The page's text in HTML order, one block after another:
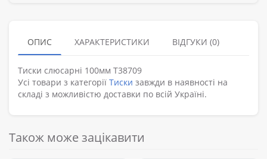
ОПИС ХАРАКТЕРИСТИКИ ВІДГУКИ (0)
Тиски слюсарні 100мм T38709
Усі товари з категорії Тиски завжди в наявності на
складі з можливістю доставки по всій Україні.
Також може зацікавити